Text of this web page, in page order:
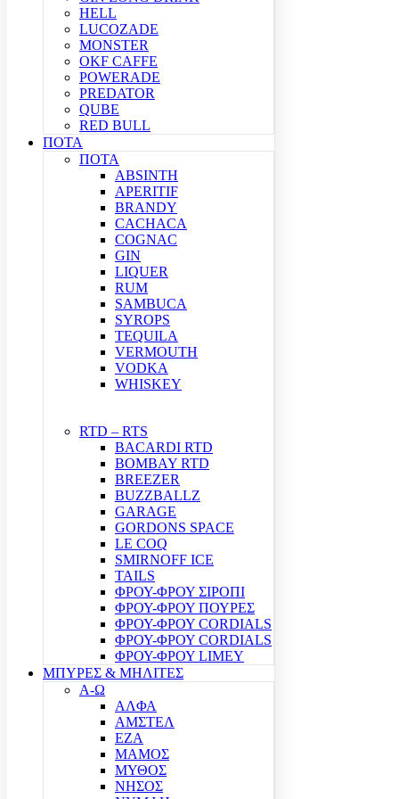
HELL
LUCOZADE
MONSTER
OKF CAFFE
POWERADE
PREDATOR
QUBE
RED BULL
ΠΟΤΑ
ΠΟΤΑ
ABSINTH
APERITIF
BRANDY
CACHACA
COGNAC
GIN
LIQUER
RUM
SAMBUCA
SYROPS
TEQUILA
VERMOUTH
VODKA
WHISKEY
RTD – RTS
BACARDI RTD
BOMBAY RTD
BREEZER
BUZZBALLZ
GARAGE
GORDONS SPACE
LE COQ
SMIRNOFF ICE
TAILS
ΦΡΟΥ-ΦΡΟΥ ΣΙΡΟΠΙ
ΦΡΟΥ-ΦΡΟΥ ΠΟΥΡΕΣ
ΦΡΟΥ-ΦΡΟΥ CORDIALS
ΦΡΟΥ-ΦΡΟΥ CORDIALS
ΦΡΟΥ-ΦΡΟΥ LIMEY
ΜΠΥΡΕΣ & ΜΗΛΙΤΕΣ
Α-Ω
ΑΛΦΑ
ΑΜΣΤΕΛ
ΕΖΑ
ΜΑΜΟΣ
ΜΥΘΟΣ
ΝΗΣΟΣ